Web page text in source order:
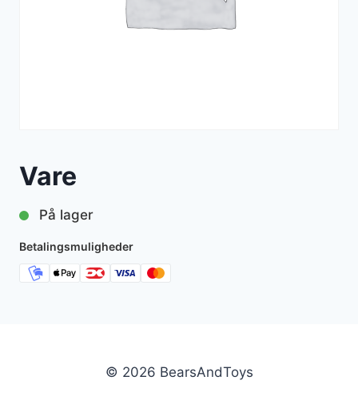
Vare
På lager
Betalingsmuligheder
© 2026 BearsAndToys